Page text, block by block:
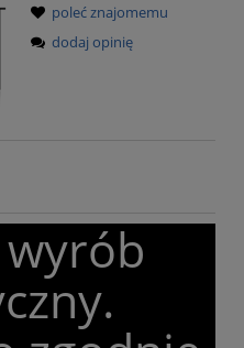
poleć znajomemu
dodaj opinię